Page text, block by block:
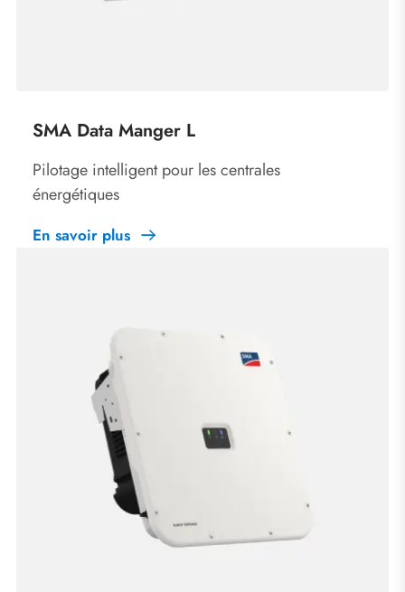
SMA Data Manger L
Pilotage intelligent pour les centrales
énergétiques
En savoir plus